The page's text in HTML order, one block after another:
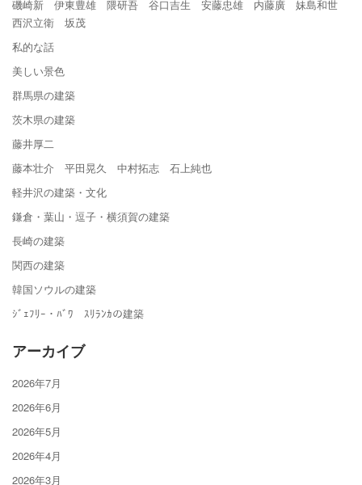
磯崎新 伊東豊雄 隈研吾 谷口吉生 安藤忠雄 内藤廣 妹島和世
西沢立衛 坂茂
私的な話
美しい景色
群馬県の建築
茨木県の建築
藤井厚二
藤本壮介 平田晃久 中村拓志 石上純也
軽井沢の建築・文化
鎌倉・葉山・逗子・横須賀の建築
長崎の建築
関西の建築
韓国ソウルの建築
ｼﾞｪﾌﾘｰ・ﾊﾞﾜ ｽﾘﾗﾝｶの建築
アーカイブ
2026年7月
2026年6月
2026年5月
2026年4月
2026年3月